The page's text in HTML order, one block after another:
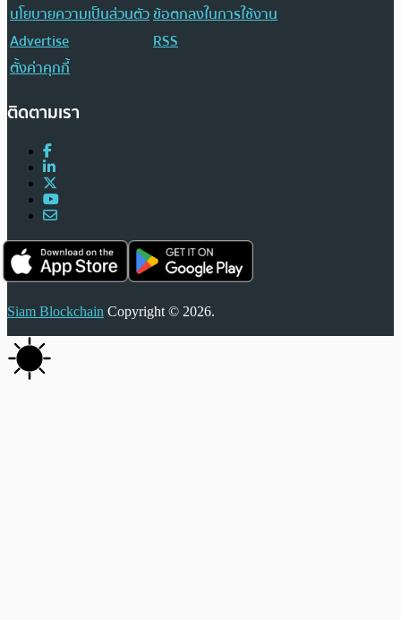
นโยบายความเป็นส่วนตัวข้อตกลงในการใช้งาน
Advertise
RSS
ตั้งค่าคุกกี้
ติดตามเรา
Siam Blockchain Copyright © 2026.